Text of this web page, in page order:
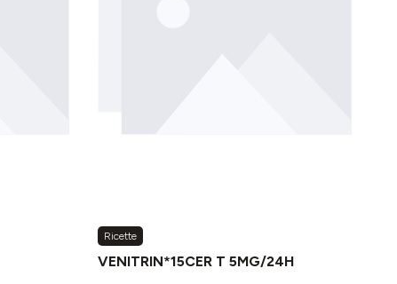
Ricette
VENITRIN*15CER T 5MG/24H